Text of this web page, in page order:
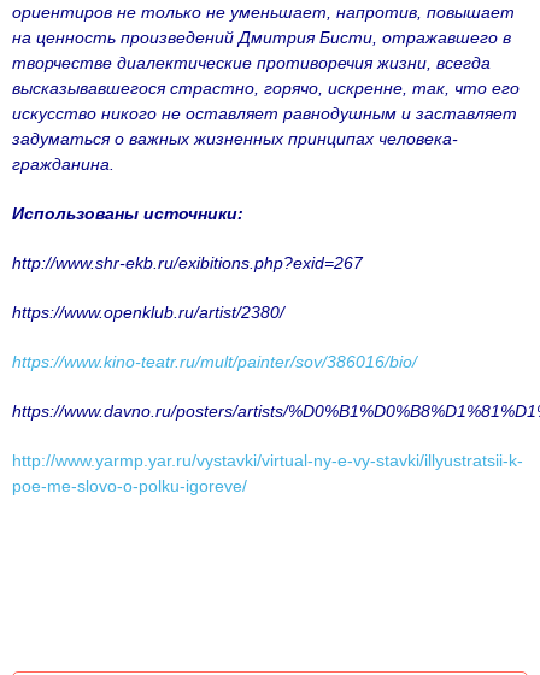
ориентиров не только не уменьшает, напротив, повышает
на ценность произведений Дмитрия Бисти, отражавшего в
творчестве диалектические противоречия жизни, всегда
высказывавшегося страстно, горячо, искренне, так, что его
искусство никого не оставляет равнодушным и заставляет
задуматься о важных жизненных принципах человека-
гражданина.
Использованы источники:
http://www.shr-ekb.ru/exibitions.php?exid=267
https://www.openklub.ru/artist/2380/
https://www.kino-teatr.ru/mult/painter/sov/386016/bio/
https://www.davno.ru/posters/artists/
http://www.yarmp.yar.ru/vystavki/virtual-ny-e-vy-stavki/illyustratsii-k-
poe-me-slovo-o-polku-igoreve/